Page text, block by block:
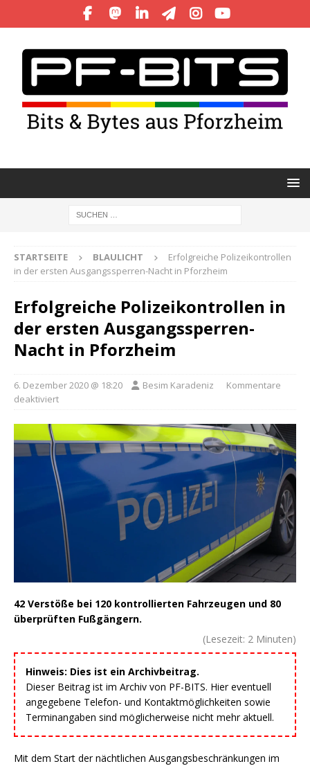
STARTSEITE BLAULICHT
Erfolgreiche Polizeikontrollen
in der ersten Ausgangssperren-Nacht in Pforzheim
Erfolgreiche Polizeikontrollen in
der ersten Ausgangssperren-
Nacht in Pforzheim
6. Dezember 2020 @ 18:20 Besim Karadeniz
Kommentare
deaktiviert
42 Verstöße bei 120 kontrollierten Fahrzeugen und 80
überprüften Fußgängern.
(Lesezeit: 2 Minuten)
Hinweis: Dies ist ein Archivbeitrag.
Dieser Beitrag ist im Archiv von PF-BITS. Hier eventuell
angegebene Telefon- und Kontaktmöglichkeiten sowie
Terminangaben sind möglicherweise nicht mehr aktuell.
Mit dem Start der nächtlichen Ausgangsbeschränkungen im